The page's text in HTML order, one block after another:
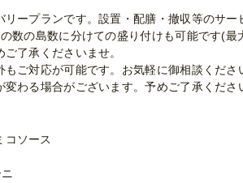
ープランです。設置・配膳・撤収等のサー
数の島数に分けての盛り付けも可能です(
了承くださいませ。
ご対応が可能です。お気軽に御相談くださ
わる場合がございます。予めご了承くださ
コソース